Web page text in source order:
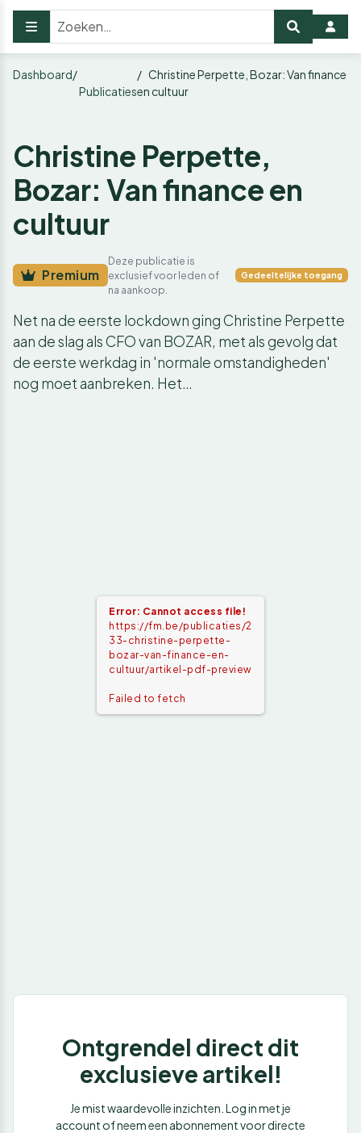
Dashboard
Publicaties
Christine Perpette, Bozar: Van finance
en cultuur
Christine Perpette,
Bozar: Van finance en
cultuur
Premium
Deze publicatie is
exclusief voor leden of
na aankoop.
Gedeeltelijke toegang
Net na de eerste lockdown ging Christine Perpette
aan de slag als CFO van BOZAR, met als gevolg dat
de eerste werkdag in 'normale omstandigheden'
nog moet aanbreken. Het…
Error: Cannot access file!
https://fm.be/publicaties/2
33-christine-perpette-
bozar-van-finance-en-
cultuur/artikel-pdf-preview
Failed to fetch
Ontgrendel direct dit
exclusieve artikel!
Je mist waardevolle inzichten. Log in met je
account of neem een abonnement voor directe